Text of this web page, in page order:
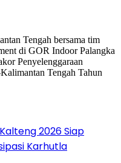
2026 Siap
Karhutla